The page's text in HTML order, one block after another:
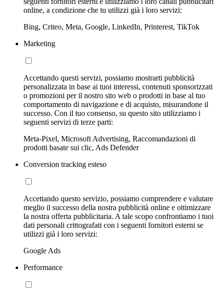
online, a condizione che tu utilizzi già i loro servizi:
Bing, Criteo, Meta, Google, LinkedIn, Printerest, TikTok
Marketing
Accettando questi servizi, possiamo mostrarti pubblicità
personalizzata in base ai tuoi interessi, contenuti sponsorizzati
o promozioni per il nostro sito web o prodotti in base al tuo
comportamento di navigazione e di acquisto, misurandone il
successo. Con il tuo consenso, su questo sito utilizziamo i
seguenti servizi di terze parti:
Meta-Pixel, Microsoft Advertising, Raccomandazioni di
prodotti basate sui clic, Ads Defender
Conversion tracking esteso
Accettando questo servizio, possiamo comprendere e valutare
meglio il successo della nostra pubblicità online e ottimizzare
la nostra offerta pubblicitaria. A tale scopo confrontiamo i tuoi
dati personali crittografati con i seguenti fornitori esterni se
utilizzi già i loro servizi:
Google Ads
Performance